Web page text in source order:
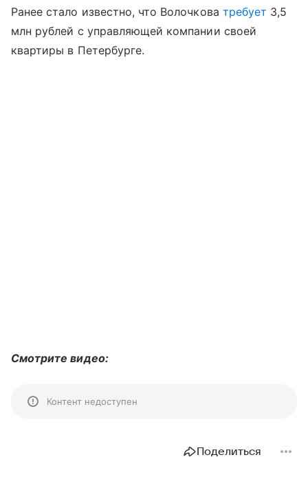
Ранее стало известно, что Волочкова требует 3,5
млн рублей с управляющей компании своей
квартиры в Петербурге.
Смотрите видео:
Контент недоступен
Поделиться